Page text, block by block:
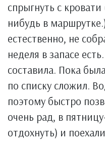
спрыгнуть с
нибудь в
естественно, не
неделя в запасе
составила. Пока
по списку сложил.
поэтому быстро
очень рад, в
отдохнуть) и